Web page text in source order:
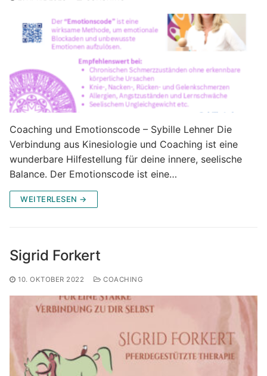
Coaching und Emotionscode – Sybille Lehner Die
Verbindung aus Kinesiologie und Coaching ist eine
wunderbare Hilfestellung für deine innere, seelische
Balance. Der Emotionscode ist eine…
WEITERLESEN →
Sigrid Forkert
10. OKTOBER 2022 COACHING